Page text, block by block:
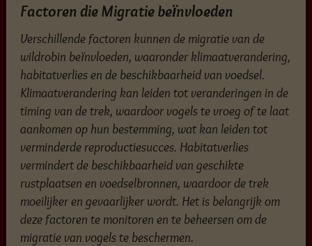
Factoren die Migratie beïnvloeden
Verschillende factoren kunnen de migratie van de
wildrobin beïnvloeden, waaronder klimaatverandering,
habitatverlies en de beschikbaarheid van voedsel.
Klimaatverandering kan leiden tot veranderingen in de
timing van de trek, waardoor vogels te vroeg of te laat
aankomen op hun bestemming, wat kan leiden tot
verminderde reproductiesucces. Habitatverlies
vermindert de beschikbaarheid van geschikte
rustplaatsen en voedselbronnen, waardoor de trek
moeilijker en gevaarlijker wordt. Het is belangrijk om
deze factoren te monitoren en te beheersen om de
migratie van vogels te beschermen.